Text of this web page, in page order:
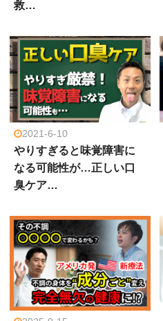
救…
2021-6-10
やりすぎると味覚障害に
なる可能性が…正しい口
臭ケア…